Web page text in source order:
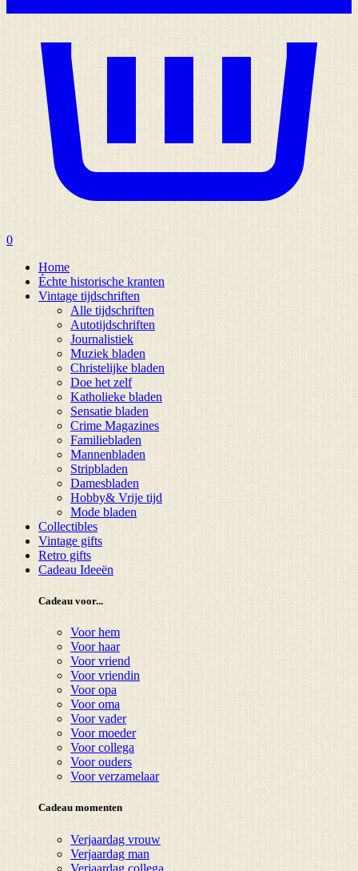
0
Home
Échte historische kranten
Vintage tijdschriften
Alle tijdschriften
Autotijdschriften
Journalistiek
Muziek bladen
Christelijke bladen
Doe het zelf
Katholieke bladen
Sensatie bladen
Crime Magazines
Familiebladen
Mannenbladen
Stripbladen
Damesbladen
Hobby& Vrije tijd
Mode bladen
Collectibles
Vintage gifts
Retro gifts
Cadeau Ideeën
Cadeau voor...
Voor hem
Voor haar
Voor vriend
Voor vriendin
Voor opa
Voor oma
Voor vader
Voor moeder
Voor collega
Voor ouders
Voor verzamelaar
Cadeau momenten
Verjaardag vrouw
Verjaardag man
Verjaardag collega